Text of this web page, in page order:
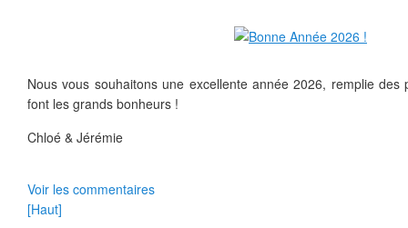
Nous vous souhaitons une excellente année 2026, remplie
font les grands bonheurs !
Chloé & Jérémie
Voir les commentaires
[Haut]